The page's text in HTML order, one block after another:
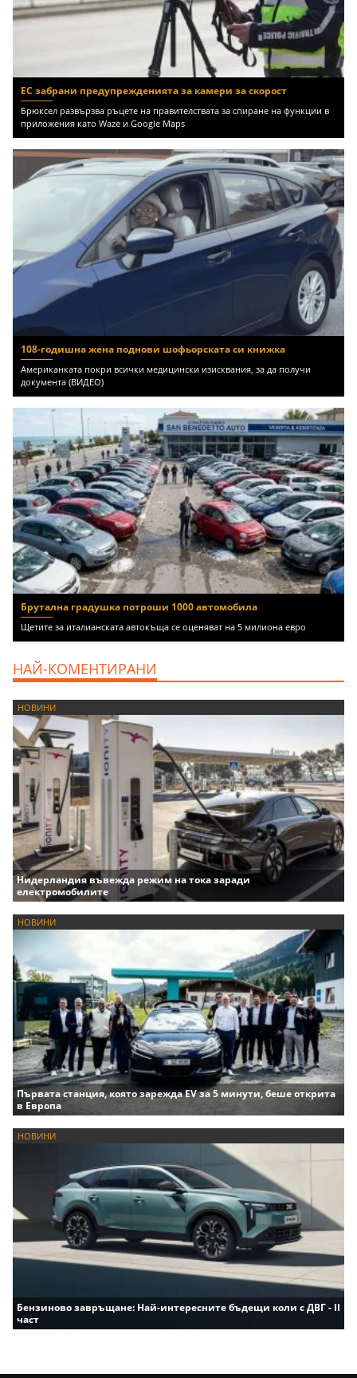
ЕС забрани предупрежденията за камери за скорост
Брюксел развързва ръцете на правителствата за спиране на функции в
приложения като Waze и Google Maps
108-годишна жена поднови шофьорската си книжка
Американката покри всички медицински изисквания, за да получи
документа (ВИДЕО)
Брутална градушка потроши 1000 автомобила
Щетите за италианската автокъща се оценяват на 5 милиона евро
НАЙ-КОМЕНТИРАНИ
НОВИНИ
Нидерландия въвежда режим на тока заради
електромобилите
НОВИНИ
Първата станция, която зарежда EV за 5 минути, беше открита
в Европа
НОВИНИ
Бензиново завръщане: Най-интересните бъдещи коли с ДВГ - II
част